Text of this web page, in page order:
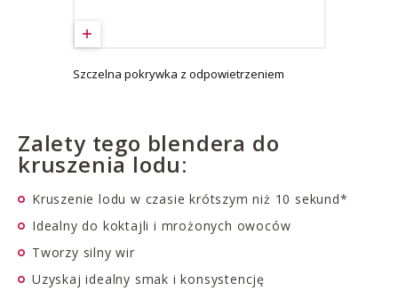
Szczelna pokrywka z odpowietrzeniem
Zalety tego blendera do
kruszenia lodu:
Kruszenie lodu w czasie krótszym niż 10 sekund*
Idealny do koktajli i mrożonych owoców
Tworzy silny wir
Uzyskaj idealny smak i konsystencję